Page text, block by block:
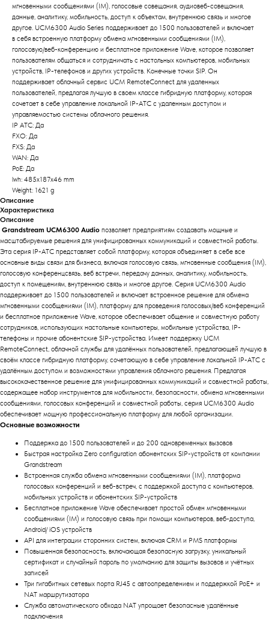
мгновенными сообщениями (IM), голосовые совещания, аудиовеб-совещания,
данные, аналитику, мобильность, доступ к объектам, внутреннюю связь и многое
другое. UCM6300 Audio Series поддерживает до 1500 пользователей и включает
в себя встроенную платформу обмена мгновенными сообщениями (IM),
голосовую/веб-конференцию и бесплатное приложение Wave, которое позволяет
пользователям общаться и сотрудничать с настольных компьютеров, мобильных
устройств, IP-телефонов и других устройств. Конечные точки SIP. Он
поддерживает облачный сервис UCM RemoteConnect для удаленных
пользователей, предлагая лучшую в своем классе гибридную платформу, которая
сочетает в себе управление локальной IP-АТС с удаленным доступом и
управляемостью системы облачного решения.
IP АТС: Да
FXO: Да
FXS: Да
WAN: Да
PoE: Да
lwh: 485x187x46 mm
Weight: 1621 g
Описание
Характеристика
Описание
Grandstream UCM6300 Audio позволяет предприятиям создавать мощные и
масштабируемые решения для унифицированных коммуникаций и совместной работы.
Эта серия IP-АТС представляет собой платформу, которая объединяет в себе все
основные виды связи для бизнеса, включая голосовую связь, мгновенные сообщения (IM),
голосовую конференцсвязь, веб встречи, передачу данных, аналитику, мобильность,
доступ к помещениям, внутреннюю связь и многое другое. Серия UCM6300 Audio
поддерживает до 1500 пользователей и включает встроенное решение для обмена
мгновенными сообщениями (IM), платформу для проведения голосовых/веб конференций
и бесплатное приложение Wave, которое обеспечивает общение и совместную работу
сотрудников, использующих настольные компьютеры, мобильные устройства, IP-
телефоны и прочие абонентские SIP-устройства. Имеет поддержку UCM
RemoteConnect, облачной службы для удалённых пользователей, предлагающей лучшую в
своём классе гибридную платформу, сочетающую в себе управление локальной IP-АТС с
удалённым доступом и возможностями управления облачного решения. Предлагая
высококачественное решение для унифицированных коммуникаций и совместной работы,
содержащее набор инструментов для мобильности, безопасности, обмена мгновенными
сообщениями, голосовых конференций и совместной работы, серия UCM6300 Audio
обеспечивает мощную профессиональную платформу для любой организации.
Основные возможности
Поддержка до 1500 пользователей и до 200 одновременных вызовов
Быстрая настройка Zero configuration абонентских SIP-устройств от компании
Grandstream
Встроенная служба обмена мгновенными сообщениями (IM), платформа
голосовых конференций и веб-встреч, с поддержкой доступа с компьютеров,
мобильных устройств и абонентских SIP-устройств
Бесплатное приложение Wave обеспечивает простой обмен мгновенными
сообщениями (IM) и голосовую связь при помощи компьютеров, веб-доступа,
Android/ iOS устройств
API для интеграции сторонних систем, включая CRM и PMS платформы
Повышенная безопасность, включающая безопасную загрузку, уникальный
сертификат и случайный пароль по умолчанию для защиты вызовов и учётных
записей
Три гигабитных сетевых порта RJ45 с автоопределением и поддержкой PoE+ и
NAT маршрутизатора
Служба автоматического обхода NAT упрощает безопасные удалённые
подключения